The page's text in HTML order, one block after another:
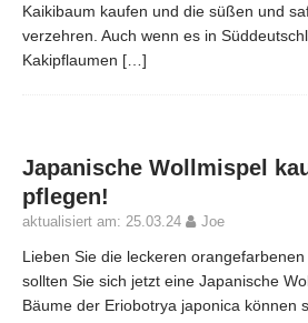
Kaikibaum kaufen und die süßen und
verzehren. Auch wenn es in
Kakipflaumen […]
Japanische Wollmispel
pflegen!
aktualisiert am: 25.03.24 Joe
Lieben Sie die leckeren
sollten Sie sich jetzt eine Japanische
Bäume der Eriobotrya japonica können